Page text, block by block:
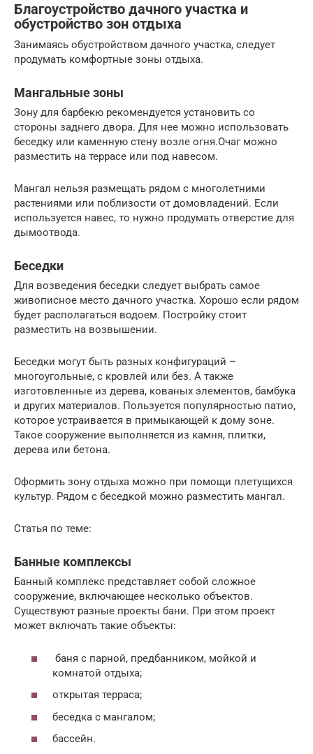
Благоустройство дачного участка и
обустройство зон отдыха
Занимаясь обустройством дачного участка, следует
продумать комфортные зоны отдыха.
Мангальные зоны
Зону для барбекю рекомендуется установить со
стороны заднего двора. Для нее можно использовать
беседку или каменную стену возле огня.Очаг можно
разместить на террасе или под навесом.
Мангал нельзя размещать рядом с многолетними
растениями или поблизости от домовладений. Если
используется навес, то нужно продумать отверстие для
дымоотвода.
Беседки
Для возведения беседки следует выбрать самое
живописное место дачного участка. Хорошо если рядом
будет располагаться водоем. Постройку стоит
разместить на возвышении.
Беседки могут быть разных конфигураций –
многоугольные, с кровлей или без. А также
изготовленные из дерева, кованых элементов, бамбука
и других материалов. Пользуется популярностью патио,
которое устраивается в примыкающей к дому зоне.
Такое сооружение выполняется из камня, плитки,
дерева или бетона.
Оформить зону отдыха можно при помощи плетущихся
культур. Рядом с беседкой можно разместить мангал.
Статья по теме:
Банные комплексы
Банный комплекс представляет собой сложное
сооружение, включающее несколько объектов.
Существуют разные проекты бани. При этом проект
может включать такие объекты:
баня с парной, предбанником, мойкой и
комнатой отдыха;
открытая терраса;
беседка с мангалом;
бассейн.